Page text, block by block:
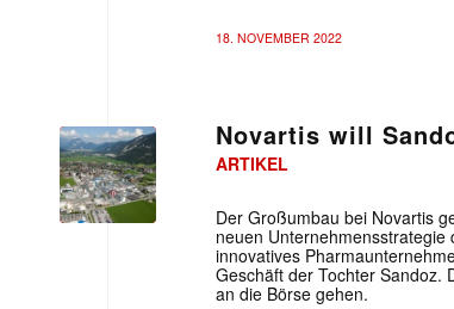
18. NOVEMBER 2022
Novartis will
ARTIKEL
Der Großumbau bei Novartis
neuen
innovatives
Geschäft der Tochter Sandoz.
an die Börse gehen.